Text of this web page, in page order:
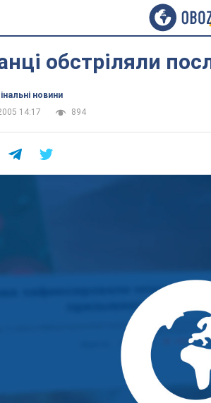
обстріляли
новини
14:17
894